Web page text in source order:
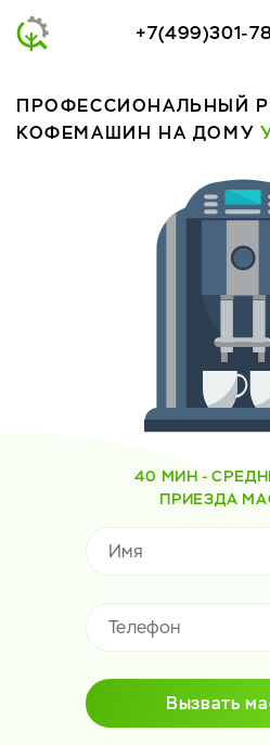
+7(499)301-
ПРОФЕССИОНАЛЬНЫЙ
КОФЕМАШИН НА ДОМУ
40 МИН -
ПРИЕЗДА
Вызвать